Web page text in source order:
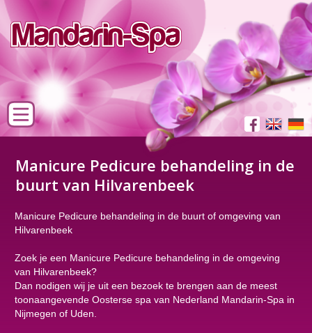
Manicure Pedicure behandeling in de
buurt van Hilvarenbeek
Manicure Pedicure behandeling in de buurt of omgeving van
Hilvarenbeek
Zoek je een Manicure Pedicure behandeling in de omgeving
van Hilvarenbeek?
Dan nodigen wij je uit een bezoek te brengen aan de meest
toonaangevende Oosterse spa van Nederland Mandarin-Spa in
Nijmegen of Uden.